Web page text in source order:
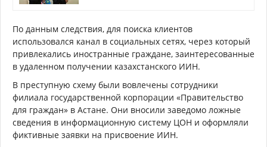
По данным следствия, для поиска клиентов
использовался канал в социальных сетях, через который
привлекались иностранные граждане, заинтересованные
в удаленном получении казахстанского ИИН.
В преступную схему были вовлечены сотрудники
филиала государственной корпорации «Правительство
для граждан» в Астане. Они вносили заведомо ложные
сведения в информационную систему ЦОН и оформляли
фиктивные заявки на присвоение ИИН.